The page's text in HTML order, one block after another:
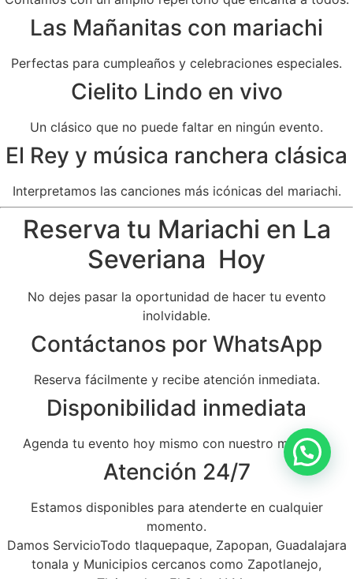
Las Mañanitas con mariachi
Perfectas para cumpleaños y celebraciones especiales.
Cielito Lindo en vivo
Un clásico que no puede faltar en ningún evento.
El Rey y música ranchera clásica
Interpretamos las canciones más icónicas del mariachi.
Reserva tu Mariachi en La
Severiana Hoy
No dejes pasar la oportunidad de hacer tu evento
inolvidable.
Contáctanos por WhatsApp
Reserva fácilmente y recibe atención inmediata.
Disponibilidad inmediata
Agenda tu evento hoy mismo con nuestro mariachi.
Atención 24/7
Estamos disponibles para atenderte en cualquier
momento.
Damos ServicioTodo tlaquepaque, Zapopan, Guadalajara
tonala y Municipios cercanos como Zapotlanejo,